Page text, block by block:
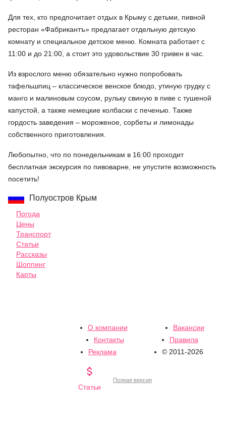
Для тех, кто предпочитает отдых в Крыму с детьми, пивной
ресторан «Фабрикантъ» предлагает отдельную детскую
комнату и специальное детское меню. Комната работает с
11:00 и до 21:00, а стоит это удовольствие 30 гривен в час.
Из взрослого меню обязательно нужно попробовать
тафельшпиц – классическое венское блюдо, утиную грудку с
манго и малиновым соусом, рульку свиную в пиве с тушеной
капустой, а также немецкие колбаски с печенью. Также
гордость заведения – мороженое, сорбеты и лимонады
собственного приготовления.
Любопытно, что по понедельникам в 16:00 проходит
бесплатная экскурсия по пивоварне, не упустите возможность
посетить!
Полуостров Крым
Погода
Цены
Транспорт
Статьи
Рассказы
Шоппинг
Карты
О компании
Вакансии
Контакты
Правила
Реклама
© 2011-2026

Статьи
Полная версия